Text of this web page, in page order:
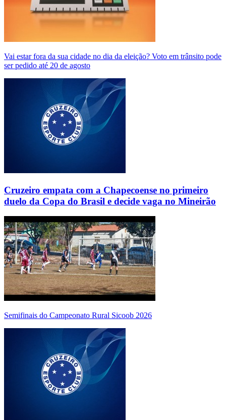
Vai estar fora da sua cidade no dia da eleição? Voto em trânsito pode
ser pedido até 20 de agosto
Cruzeiro empata com a Chapecoense no primeiro
duelo da Copa do Brasil e decide vaga no Mineirão
Semifinais do Campeonato Rural Sicoob 2026